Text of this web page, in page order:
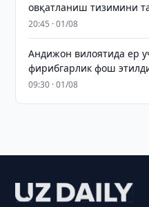
овқатланиш тизимини
20:45 · 01/08
Андижон вилоятида ер
фирибгарлик фош
09:30 · 01/08